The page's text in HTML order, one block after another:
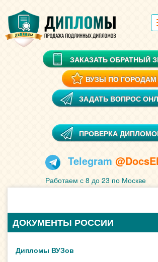
ЗАКАЗАТЬ ОБРАТНЫЙ
ВУЗЫ ПО ГОРОДАМ
ЗАДАТЬ ВОПРОС
ПРОВЕРКА
Telegram
Работаем с 8 до 23 по Москве
ДОКУМЕНТЫ РОССИИ
Дипломы ВУЗов